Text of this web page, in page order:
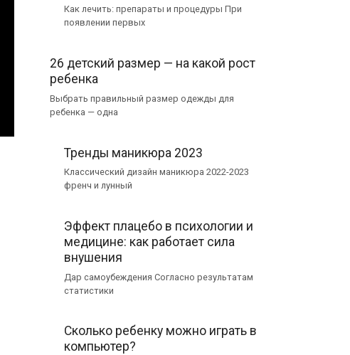
Как лечить: препараты и процедуры При
появлении первых
26 детский размер — на какой рост
ребенка
Выбрать правильный размер одежды для
ребенка — одна
Тренды маникюра 2023
Классический дизайн маникюра 2022-2023
френч и лунный
Эффект плацебо в психологии и
медицине: как работает сила
внушения
Дар самоубеждения Согласно результатам
статистики
Сколько ребенку можно играть в
компьютер?